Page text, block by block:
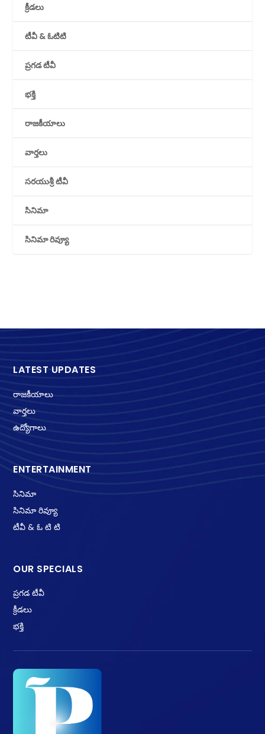
క్రీడలు
టీవీ & ఓటిటి
ప్రగడ టీవీ
భక్తి
రాజకీయాలు
వార్తలు
సరయుశ్రీ టీవీ
సినిమా
సినిమా రివ్యూ
LATEST UPDATES
రాజకీయాలు
వార్తలు
ఉద్యోగాలు
ENTERTAINMENT
సినిమా
సినిమా రివ్యూ
టీవీ & ఓ టి టి
OUR SPECIALS
ప్రగడ టీవీ
క్రీడలు
భక్తి